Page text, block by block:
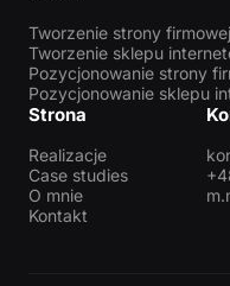
Tworzenie strony firmowej
Tworzenie sklepu
Pozycjonowanie strony
Pozycjonowanie sklepu
Strona
Realizacje
Case studies
O mnie
Kontakt